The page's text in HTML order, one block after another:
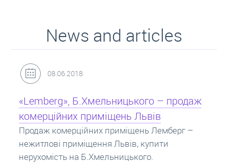
News and articles
31.05.2018
Кредит під заставу нерухомості: іпотека
Іпотека на квартиру – кредит на житло під
заставу нерухомості. Купити в іпотеку – що
потрібно знати? Консультація від Експертів
про іпотечні кредити.